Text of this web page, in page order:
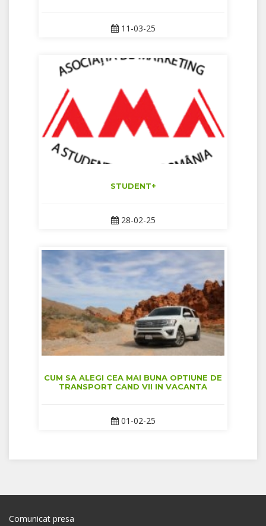
11-03-25
STUDENT+
28-02-25
CUM SA ALEGI CEA MAI BUNA OPTIUNE DE
TRANSPORT CAND VII IN VACANTA
01-02-25
Comunicat presa